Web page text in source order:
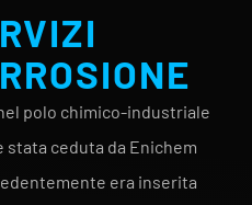
polo chimico-industriale
stata ceduta da Enichem
era inserita